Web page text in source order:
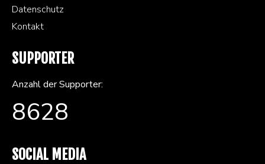
Datenschutz
Kontakt
SUPPORTER
Anzahl der Supporter:
8628
SOCIAL MEDIA